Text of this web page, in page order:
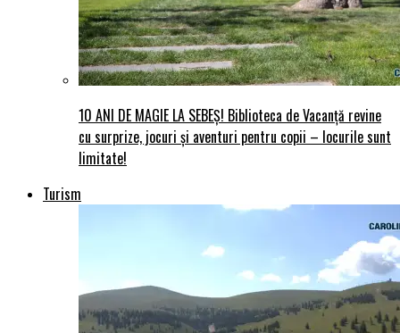
10 ANI DE MAGIE LA SEBEȘ! Biblioteca de Vacanță revine
cu surprize, jocuri și aventuri pentru copii – locurile sunt
limitate!
Turism